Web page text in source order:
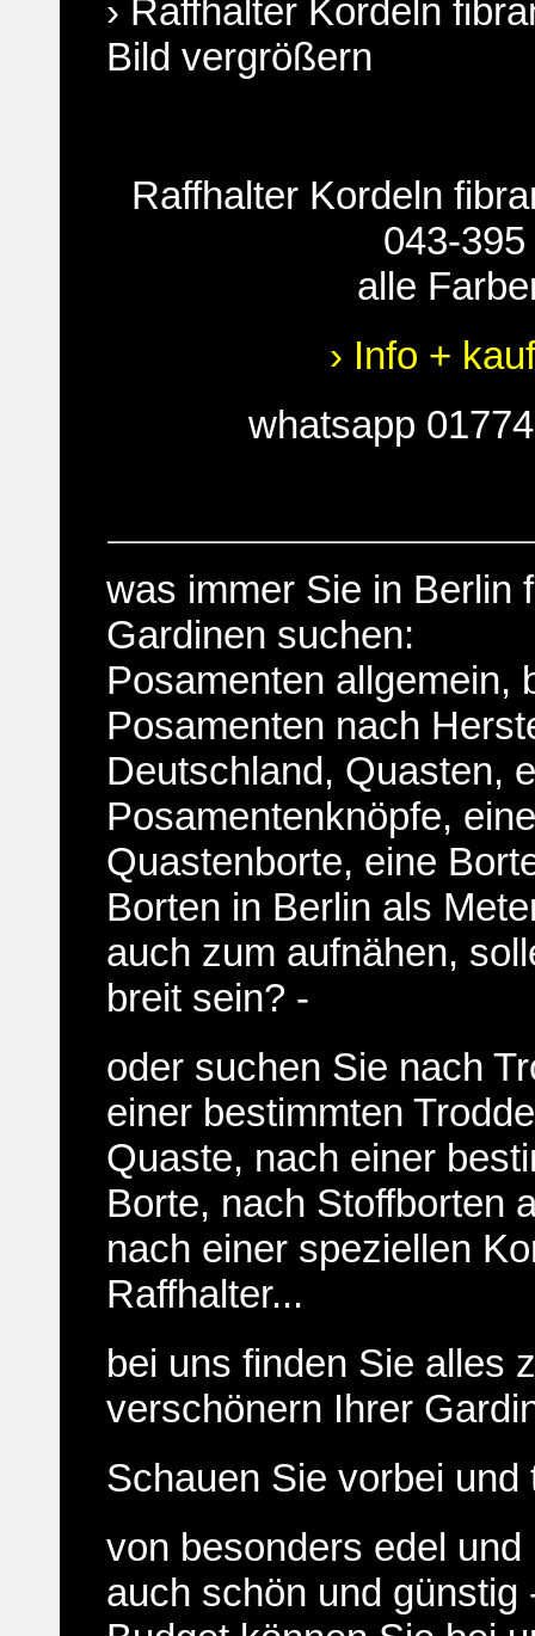
› Raffhalter Kordeln
Bild vergrößern
Raffhalter Kordeln
043-395
alle
› Info +
whatsapp
was immer Sie in Berlin
Gardinen suchen:
Posamenten allgemein,
Posamenten nach
Deutschland, Quasten,
Posamentenknöpfe,
Quastenborte, eine
Borten in Berlin als
auch zum aufnähen,
breit sein? -
oder suchen Sie nach
einer bestimmten
Quaste, nach einer
Borte, nach Stoffborten
nach einer speziellen
Raffhalter...
bei uns finden Sie alles
verschönern Ihrer
Schauen Sie vorbei und
von besonders edel
auch schön und günstig